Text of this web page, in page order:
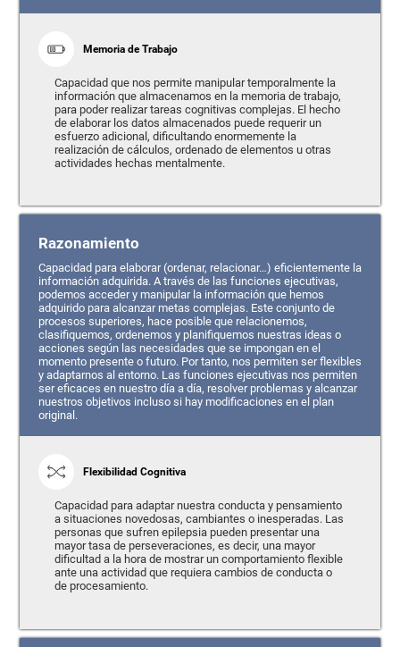
Memoria de Trabajo
Capacidad que nos permite manipular temporalmente la
información que almacenamos en la memoria de trabajo,
para poder realizar tareas cognitivas complejas. El hecho
de elaborar los datos almacenados puede requerir un
esfuerzo adicional, dificultando enormemente la
realización de cálculos, ordenado de elementos u otras
actividades hechas mentalmente.
Razonamiento
Capacidad para elaborar (ordenar, relacionar…) eficientemente la
información adquirida. A través de las funciones ejecutivas,
podemos acceder y manipular la información que hemos
adquirido para alcanzar metas complejas. Este conjunto de
procesos superiores, hace posible que relacionemos,
clasifiquemos, ordenemos y planifiquemos nuestras ideas o
acciones según las necesidades que se impongan en el
momento presente o futuro. Por tanto, nos permiten ser flexibles
y adaptarnos al entorno. Las funciones ejecutivas nos permiten
ser eficaces en nuestro día a día, resolver problemas y alcanzar
nuestros objetivos incluso si hay modificaciones en el plan
original.
Flexibilidad Cognitiva
Capacidad para adaptar nuestra conducta y pensamiento
a situaciones novedosas, cambiantes o inesperadas. Las
personas que sufren epilepsia pueden presentar una
mayor tasa de perseveraciones, es decir, una mayor
dificultad a la hora de mostrar un comportamiento flexible
ante una actividad que requiera cambios de conducta o
de procesamiento.